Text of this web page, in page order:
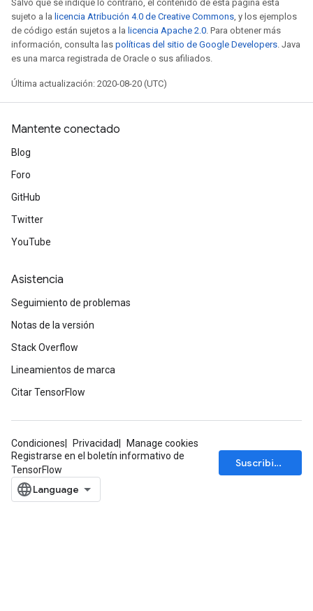
Salvo que se indique lo contrario, el contenido de esta página está
sujeto a la licencia Atribución 4.0 de Creative Commons, y los ejemplos
de código están sujetos a la licencia Apache 2.0. Para obtener más
información, consulta las políticas del sitio de Google Developers. Java
es una marca registrada de Oracle o sus afiliados.
Última actualización: 2020-08-20 (UTC)
Mantente conectado
Blog
Foro
GitHub
Twitter
YouTube
Asistencia
Seguimiento de problemas
Notas de la versión
Stack Overflow
Lineamientos de marca
Citar TensorFlow
Condiciones Privacidad
Manage cookies
Registrarse en el boletín informativo de
TensorFlow
Suscribirse